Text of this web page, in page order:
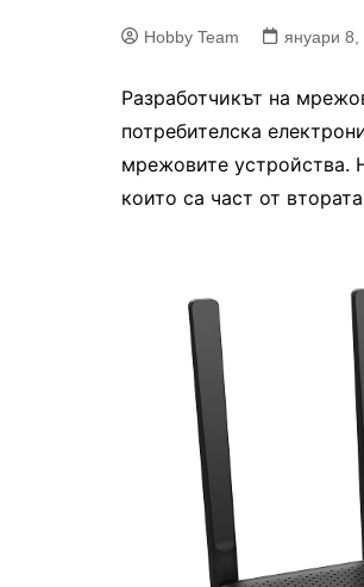
Hobby Team януари 8,
Разработчикът на
потребителска
мрежовите устройства.
които са част от